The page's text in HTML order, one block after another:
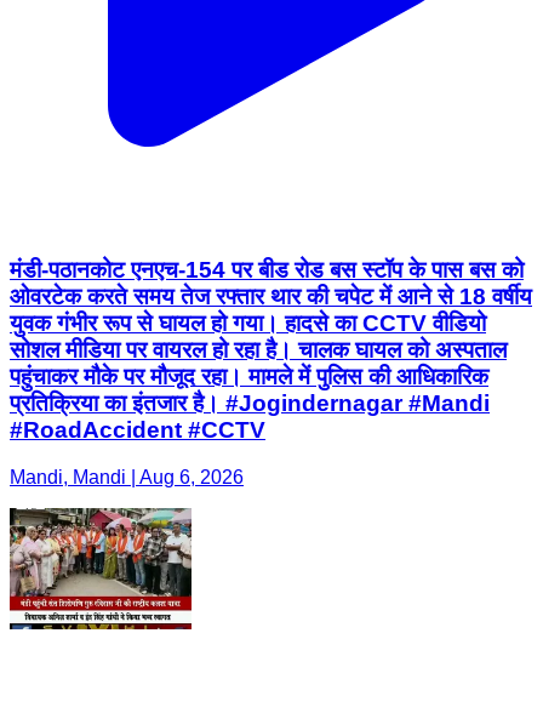
मंडी-पठानकोट एनएच-154 पर बीड रोड बस स्टॉप के पास बस को
ओवरटेक करते समय तेज रफ्तार थार की चपेट में आने से 18 वर्षीय
युवक गंभीर रूप से घायल हो गया। हादसे का CCTV वीडियो
सोशल मीडिया पर वायरल हो रहा है। चालक घायल को अस्पताल
पहुंचाकर मौके पर मौजूद रहा। मामले में पुलिस की आधिकारिक
प्रतिक्रिया का इंतजार है। #Jogindernagar #Mandi
#RoadAccident #CCTV
Mandi, Mandi | Aug 6, 2026